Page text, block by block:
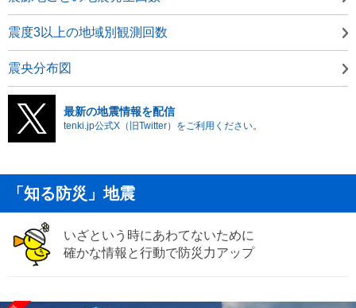
震度3以上の地域別観測回数
震央分布図
最新の地震情報を配信
tenki.jp公式X（旧Twitter）をご利用ください。
「知る防災」地震
いざという時にあわてないために
確かな情報と行動で防災力アップ